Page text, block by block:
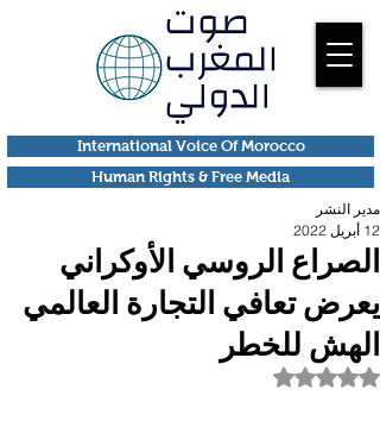
Human Rights & Free Media
International Voice Of Morocco
الصراع الروسي الأوكراني
يعرض تعافي التجارة العالمي
الهش للخطر
مدير النشر
12 أبريل 2022
تم التقييم بـ ليس رقمًا من أصل 5 نجوم.